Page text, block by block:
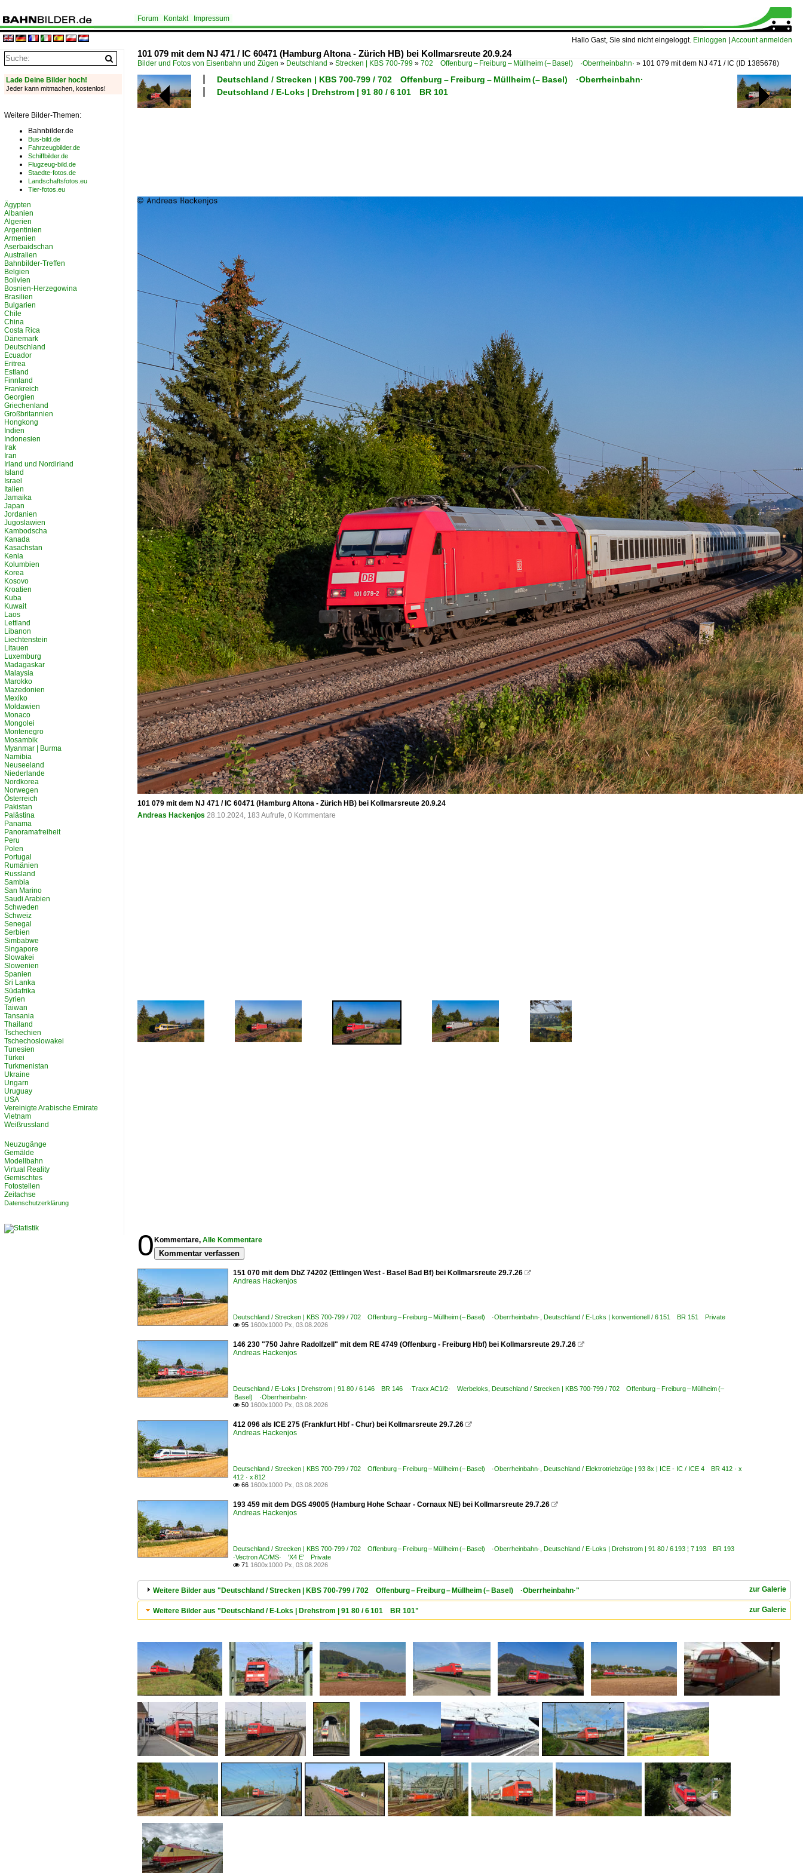
Hallo Gast, Sie sind nicht eingeloggt. Einloggen Account anmelden
Forum Kontakt Impressum
101 079 mit dem NJ 471 / IC 60471 (Hamburg Altona - Zürich HB) bei Kollmarsreute 20.9.24
Bilder und Fotos von Eisenbahn und Zügen » Deutschland » Strecken | KBS 700-799 » 702 Offenburg – Freiburg – Müllheim (– Basel) ·Oberrheinbahn· » 101 079 mit dem NJ 471 / IC (ID 1385678)
Deutschland / Strecken | KBS 700-799 / 702 Offenburg – Freiburg – Müllheim (– Basel) ·Oberrheinbahn·
Deutschland / E-Loks | Drehstrom | 91 80 / 6 101 BR 101
101 079 mit dem NJ 471 / IC 60471 (Hamburg Altona - Zürich HB) bei Kollmarsreute 20.9.24
Andreas Hackenjos 28.10.2024, 183 Aufrufe, 0 Kommentare
0 Kommentare, Alle Kommentare
Kommentar verfassen
151 070 mit dem DbZ 74202 (Ettlingen West - Basel Bad Bf) bei Kollmarsreute 29.7.26 
Andreas Hackenjos
Deutschland / Strecken | KBS 700-799 / 702 Offenburg – Freiburg – Müllheim (– Basel) ·Oberrheinbahn· Deutschland / E-Loks | konventionell / 6 151 BR 151 Private
 95 1600x1000 Px, 03.08.2026
146 230 "750 Jahre Radolfzell" mit dem RE 4749 (Offenburg - Freiburg Hbf) bei Kollmarsreute 29.7.26 
Andreas Hackenjos
Deutschland / E-Loks | Drehstrom | 91 80 / 6 146 BR 146 ·Traxx AC1/2· Werbeloks Deutschland / Strecken | KBS 700-799 / 702 Offenburg – Freiburg – Müllheim (–
Basel) ·Oberrheinbahn·
 50 1600x1000 Px, 03.08.2026
412 096 als ICE 275 (Frankfurt Hbf - Chur) bei Kollmarsreute 29.7.26 
Andreas Hackenjos
Deutschland / Strecken | KBS 700-799 / 702 Offenburg – Freiburg – Müllheim (– Basel) ·Oberrheinbahn· Deutschland / Elektrotriebzüge | 93 8x | ICE - IC / ICE 4 BR 412 · x
412 · x 812
 66 1600x1000 Px, 03.08.2026
193 459 mit dem DGS 49005 (Hamburg Hohe Schaar - Cornaux NE) bei Kollmarsreute 29.7.26 
Andreas Hackenjos
Deutschland / Strecken | KBS 700-799 / 702 Offenburg – Freiburg – Müllheim (– Basel) ·Oberrheinbahn· Deutschland / E-Loks | Drehstrom | 91 80 / 6 193 ¦ 7 193 BR 193
·Vectron AC/MS· 'X4 E' Private
 71 1600x1000 Px, 03.08.2026
zur Galerie
Weitere Bilder aus "Deutschland / Strecken | KBS 700-799 / 702 Offenburg – Freiburg – Müllheim (– Basel) ·Oberrheinbahn·"
zur Galerie
Weitere Bilder aus "Deutschland / E-Loks | Drehstrom | 91 80 / 6 101 BR 101"
Lade Deine Bilder hoch!
Jeder kann mitmachen, kostenlos!
Weitere Bilder-Themen:
Bahnbilder.de
Bus-bild.de
Fahrzeugbilder.de
Schiffbilder.de
Flugzeug-bild.de
Staedte-fotos.de
Landschaftsfotos.eu
Tier-fotos.eu
Ägypten
Albanien
Algerien
Argentinien
Armenien
Aserbaidschan
Australien
Bahnbilder-Treffen
Belgien
Bolivien
Bosnien-Herzegowina
Brasilien
Bulgarien
Chile
China
Costa Rica
Dänemark
Deutschland
Ecuador
Eritrea
Estland
Finnland
Frankreich
Georgien
Griechenland
Großbritannien
Hongkong
Indien
Indonesien
Irak
Iran
Irland und Nordirland
Island
Israel
Italien
Jamaika
Japan
Jordanien
Jugoslawien
Kambodscha
Kanada
Kasachstan
Kenia
Kolumbien
Korea
Kosovo
Kroatien
Kuba
Kuwait
Laos
Lettland
Libanon
Liechtenstein
Litauen
Luxemburg
Madagaskar
Malaysia
Marokko
Mazedonien
Mexiko
Moldawien
Monaco
Mongolei
Montenegro
Mosambik
Myanmar | Burma
Namibia
Neuseeland
Niederlande
Nordkorea
Norwegen
Österreich
Pakistan
Palästina
Panama
Panoramafreiheit
Peru
Polen
Portugal
Rumänien
Russland
Sambia
San Marino
Saudi Arabien
Schweden
Schweiz
Senegal
Serbien
Simbabwe
Singapore
Slowakei
Slowenien
Spanien
Sri Lanka
Südafrika
Syrien
Taiwan
Tansania
Thailand
Tschechien
Tschechoslowakei
Tunesien
Türkei
Turkmenistan
Ukraine
Ungarn
Uruguay
USA
Vereinigte Arabische Emirate
Vietnam
Weißrussland
Neuzugänge
Gemälde
Modellbahn
Virtual Reality
Gemischtes
Fotostellen
Zeitachse
Datenschutzerklärung